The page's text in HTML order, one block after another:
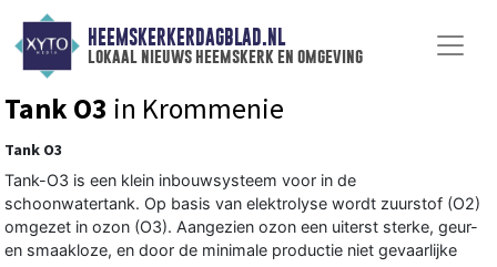
HEEMSKERKERDAGBLAD.NL
lokaal nieuws heemskerk en omgeving
Tank O3 in Krommenie
Tank O3
Tank-O3 is een klein inbouwsysteem voor in de
schoonwatertank. Op basis van elektrolyse wordt zuurstof (O2)
omgezet in ozon (O3). Aangezien ozon een uiterst sterke, geur-
en smaakloze, en door de minimale productie niet gevaarlijke